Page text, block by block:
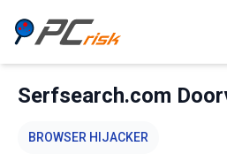
Serfsearch.com
BROWSER HIJACKER